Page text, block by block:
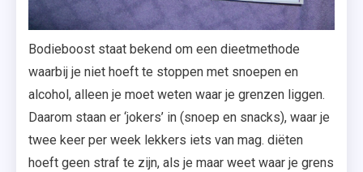
Bodieboost staat bekend om een dieetmethode
waarbij je niet hoeft te stoppen met snoepen en
alcohol, alleen je moet weten waar je grenzen liggen.
Daarom staan er ‘jokers’ in (snoep en snacks), waar je
twee keer per week lekkers iets van mag. diëten
hoeft geen straf te zijn, als je maar weet waar je grens